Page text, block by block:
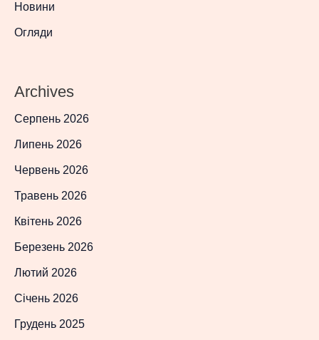
Новини
Огляди
Archives
Серпень 2026
Липень 2026
Червень 2026
Травень 2026
Квітень 2026
Березень 2026
Лютий 2026
Січень 2026
Грудень 2025